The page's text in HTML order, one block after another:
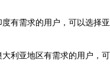
度有需求的用户，可以选择亚
大利亚地区有需求的用户，